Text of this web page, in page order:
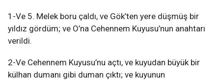
1-Ve 5. Melek boru çaldı, ve Gök’ten yere düşmüş bir
yıldız gördüm; ve O’na Cehennem Kuyusu’nun anahtarı
verildi.
2-Ve Cehennem Kuyusu’nu açtı, ve kuyudan büyük bir
külhan dumanı gibi duman çıktı; ve kuyunun